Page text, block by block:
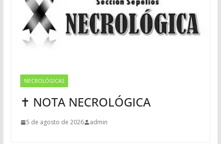
NECROLÓGICAS
✝ NOTA NECROLÓGICA
5 de agosto de 2026 admin